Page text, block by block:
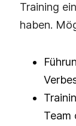
Training
haben.
Team